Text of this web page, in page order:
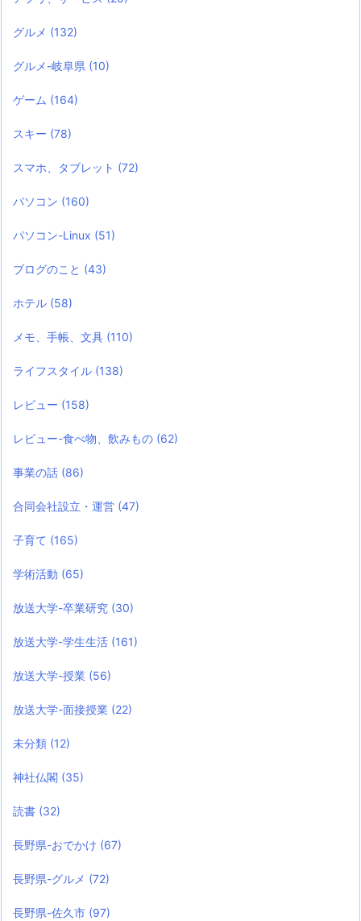
グルメ (132)
グルメ-岐阜県 (10)
ゲーム (164)
スキー (78)
スマホ、タブレット (72)
パソコン (160)
パソコン-Linux (51)
ブログのこと (43)
ホテル (58)
メモ、手帳、文具 (110)
ライフスタイル (138)
レビュー (158)
レビュー-食べ物、飲みもの (62)
事業の話 (86)
合同会社設立・運営 (47)
子育て (165)
学術活動 (65)
放送大学-卒業研究 (30)
放送大学-学生生活 (161)
放送大学-授業 (56)
放送大学-面接授業 (22)
未分類 (12)
神社仏閣 (35)
読書 (32)
長野県-おでかけ (67)
長野県-グルメ (72)
長野県-佐久市 (97)